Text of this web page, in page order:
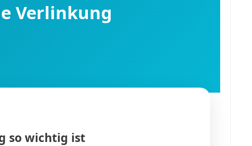
Verlinkung
so wichtig ist